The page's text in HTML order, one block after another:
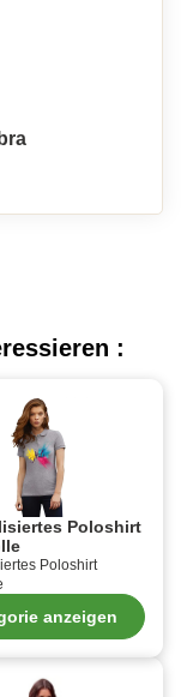
:
Poloshirt
Poloshirt
anzeigen